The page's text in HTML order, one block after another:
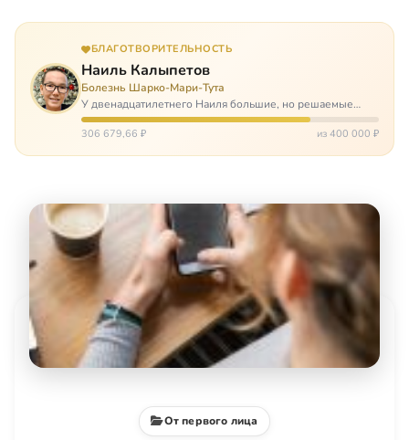
БЛАГОТВОРИТЕЛЬНОСТЬ
Наиль Калыпетов
Болезнь Шарко-Мари-Тута
У двенадцатилетнего Наиля большие, но решаемые
проблемы. Он болен редкой болезнью, которая ставит
перед ним множество непростых задача, угрожая в
306 679,66 ₽ из 400 000 ₽
От первого лица